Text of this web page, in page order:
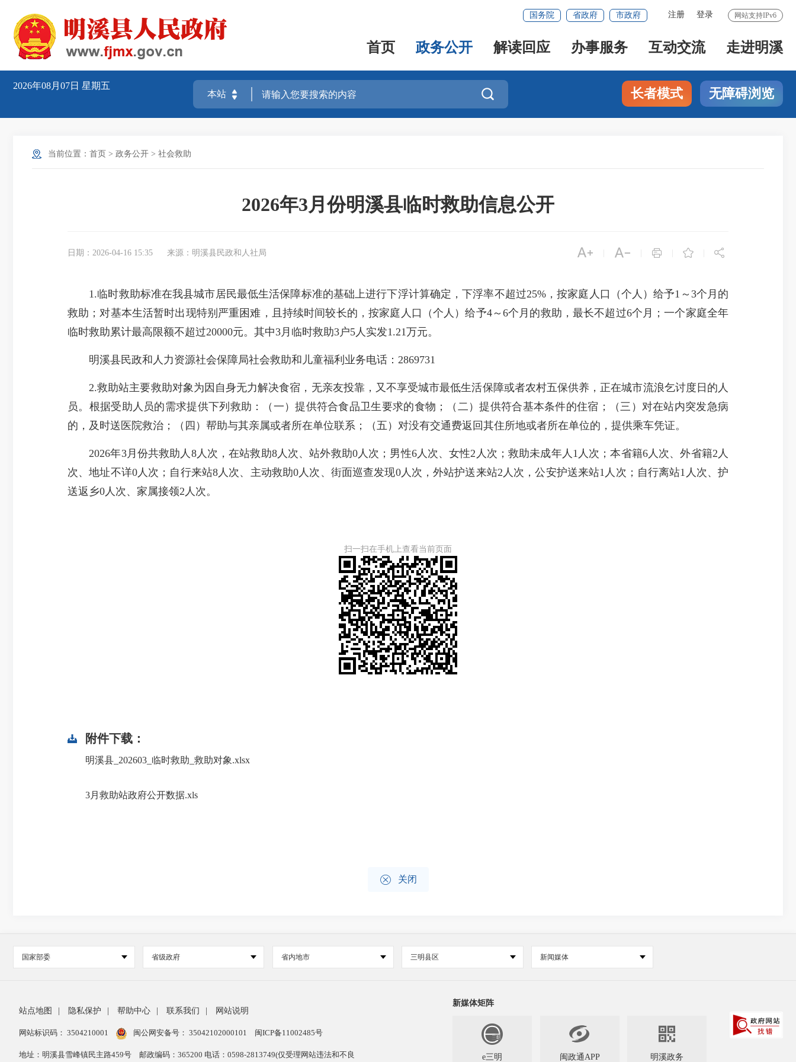
网站支持IPv6
注册 登录
国务院 省政府 市政府
首页 政务公开 解读回应 办事服务 互动交流 走进明溪
2026年08月07日 星期五
 长者模式 无障碍浏览
当前位置： 首页 > 政务公开 > 社会救助
2026年3月份明溪县临时救助信息公开
日期：2026-04-16 15:35 来源：明溪县民政和人社局     
1.临时救助标准在我县城市居民最低生活保障标准的基础上进行下浮计算确定，下浮率不超过25%，按家庭人口（个人）给予1～3个月的
救助；对基本生活暂时出现特别严重困难，且持续时间较长的，按家庭人口（个人）给予4～6个月的救助，最长不超过6个月；一个家庭全年
临时救助累计最高限额不超过20000元。其中3月临时救助3户5人实发1.21万元。
明溪县民政和人力资源社会保障局社会救助和儿童福利业务电话：2869731
2.救助站主要救助对象为因自身无力解决食宿，无亲友投靠，又不享受城市最低生活保障或者农村五保供养，正在城市流浪乞讨度日的人
员。根据受助人员的需求提供下列救助：（一）提供符合食品卫生要求的食物；（二）提供符合基本条件的住宿；（三）对在站内突发急病
的，及时送医院救治；（四）帮助与其亲属或者所在单位联系；（五）对没有交通费返回其住所地或者所在单位的，提供乘车凭证。
2026年3月份共救助人8人次，在站救助8人次、站外救助0人次；男性6人次、女性2人次；救助未成年人1人次；本省籍6人次、外省籍2人
次、地址不详0人次；自行来站8人次、主动救助0人次、街面巡查发现0人次，外站护送来站2人次，公安护送来站1人次；自行离站1人次、护
送返乡0人次、家属接领2人次。
扫一扫在手机上查看当前页面
附件下载：
明溪县_202603_临时救助_救助对象.xlsx
3月救助站政府公开数据.xls
 关闭
国家部委 省级政府 省内地市 三明县区 新闻媒体
站点地图 隐私保护 帮助中心 联系我们 网站说明
网站标识码： 3504210001 闽公网安备号： 35042102000101 闽ICP备11002485号
地址：明溪县雪峰镇民主路459号 邮政编码：365200 电话：0598-2813749(仅受理网站违法和不良
新媒体矩阵
e三明

闽政通APP

明溪政务